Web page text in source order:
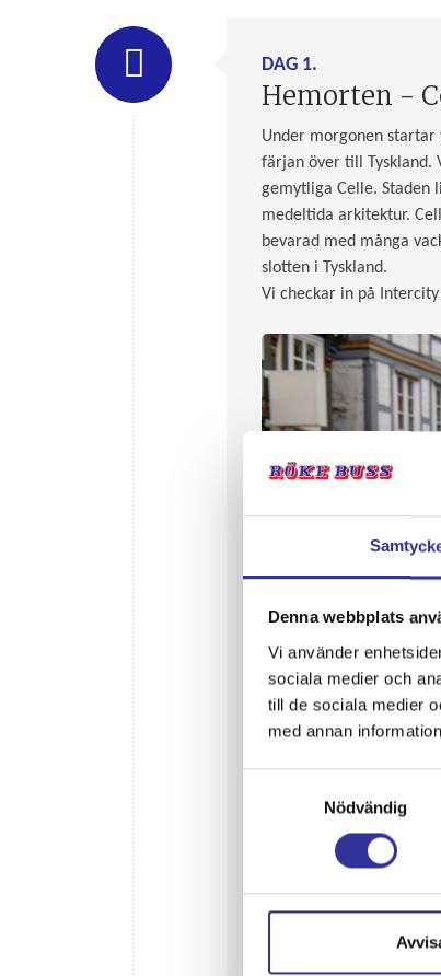
Denna webbplats
Vi använder
sociala medier och
till de sociala medier
med annan
Nödvändig
DAG 1.
Hemorten -
Under morgonen
färjan över till Tyskland.
gemytliga Celle. Staden
medeltida arkitektur.
bevarad med många
slotten i Tyskland.
Vi checkar in på